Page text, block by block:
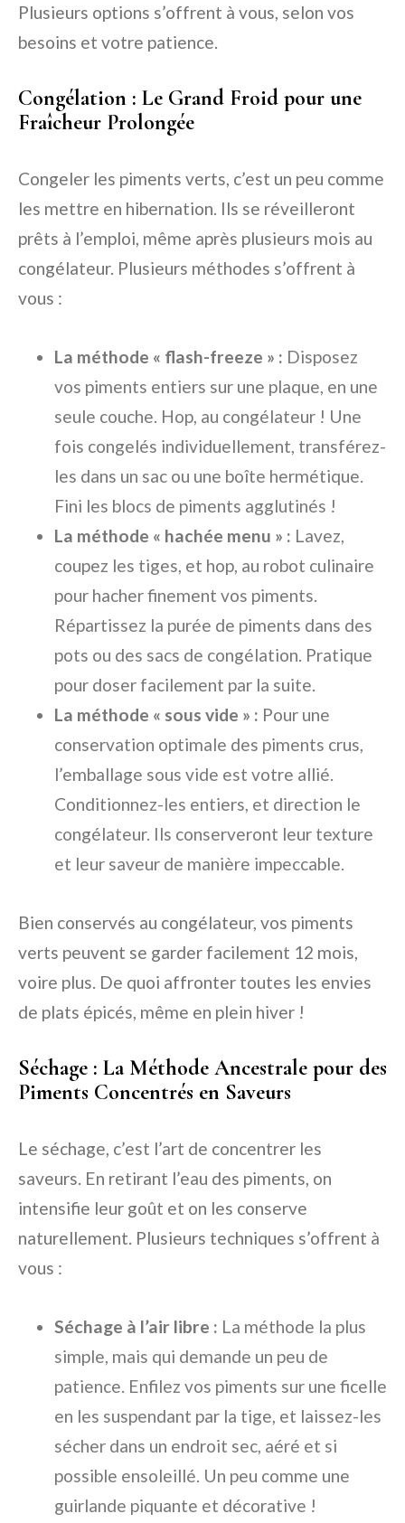
Plusieurs options s’offrent à vous, selon vos
besoins et votre patience.
Congélation : Le Grand Froid pour une
Fraîcheur Prolongée
Congeler les piments verts, c’est un peu comme
les mettre en hibernation. Ils se réveilleront
prêts à l’emploi, même après plusieurs mois au
congélateur. Plusieurs méthodes s’offrent à
vous :
La méthode « flash-freeze » : Disposez
vos piments entiers sur une plaque, en une
seule couche. Hop, au congélateur ! Une
fois congelés individuellement, transférez-
les dans un sac ou une boîte hermétique.
Fini les blocs de piments agglutinés !
La méthode « hachée menu » : Lavez,
coupez les tiges, et hop, au robot culinaire
pour hacher finement vos piments.
Répartissez la purée de piments dans des
pots ou des sacs de congélation. Pratique
pour doser facilement par la suite.
La méthode « sous vide » : Pour une
conservation optimale des piments crus,
l’emballage sous vide est votre allié.
Conditionnez-les entiers, et direction le
congélateur. Ils conserveront leur texture
et leur saveur de manière impeccable.
Bien conservés au congélateur, vos piments
verts peuvent se garder facilement 12 mois,
voire plus. De quoi affronter toutes les envies
de plats épicés, même en plein hiver !
Séchage : La Méthode Ancestrale pour des
Piments Concentrés en Saveurs
Le séchage, c’est l’art de concentrer les
saveurs. En retirant l’eau des piments, on
intensifie leur goût et on les conserve
naturellement. Plusieurs techniques s’offrent à
vous :
Séchage à l’air libre : La méthode la plus
simple, mais qui demande un peu de
patience. Enfilez vos piments sur une ficelle
en les suspendant par la tige, et laissez-les
sécher dans un endroit sec, aéré et si
possible ensoleillé. Un peu comme une
guirlande piquante et décorative !